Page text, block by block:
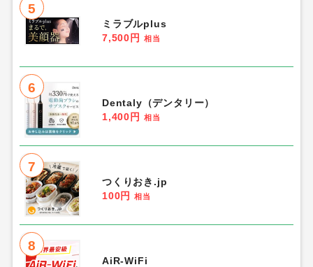
5
ミラブルplus
7,500円
相当
6
Dentaly（デンタリー）
1,400円
相当
7
つくりおき.jp
100円
相当
8
AiR-WiFi